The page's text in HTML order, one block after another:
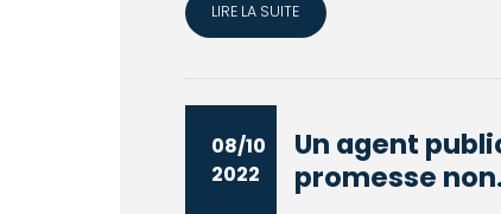
LIRE LA SUITE
08/10
2022
Un agent
promesse